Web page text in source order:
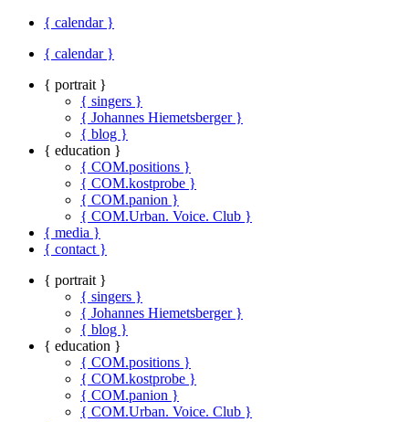
{ calendar }
{ calendar }
{ portrait }
{ singers }
{ Johannes Hiemetsberger }
{ blog }
{ education }
{ COM.positions }
{ COM.kostprobe }
{ COM.panion }
{ COM.Urban. Voice. Club }
{ media }
{ contact }
{ portrait }
{ singers }
{ Johannes Hiemetsberger }
{ blog }
{ education }
{ COM.positions }
{ COM.kostprobe }
{ COM.panion }
{ COM.Urban. Voice. Club }